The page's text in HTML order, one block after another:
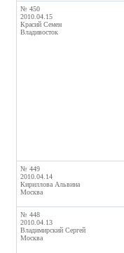
№ 450
2010.04.15
Красий Семен
Владивосток
№ 449
2010.04.14
Кириллова Альвина
Москва
№ 448
2010.04.13
Владимирский Сергей
Москва